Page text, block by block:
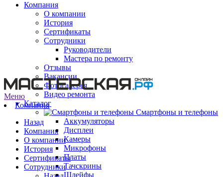
Компания
О компании
История
Сертификаты
Сотрудники
Руководители
Мастера по ремонту
Отзывы
Вакансии
Фотогалерея
Видео ремонта
Каталог
Смартфоны и телефоны
Аккумуляторы
Дисплеи
Камеры
Микрофоны
Платы
Тачскрины
Шлейфы
Меню
Компания
Назад
Компания
О компании
История
Сертификаты
Сотрудники